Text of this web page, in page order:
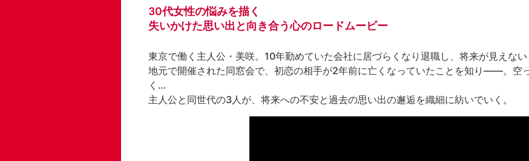
30代女性の悩みを描く
失いかけた思い出と向き合う心のロードムービー
東京で働く主人公・美咲。10年勤めていた会社に居づらくなり退職し、将来が見えない
地元で開催された同窓会で、初恋の相手が2年前に亡くなっていたことを知り——。空
く…
主人公と同世代の3人が、将来への不安と過去の思い出の邂逅を織細に紡いでいく。